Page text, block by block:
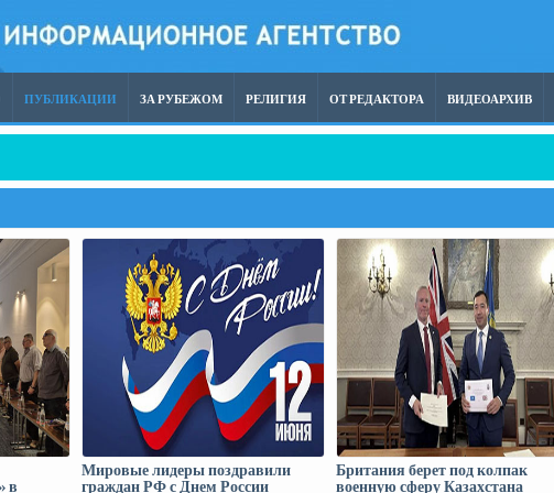
ПУБЛИКАЦИИ ЗА РУБЕЖОМ РЕЛИГИЯ ОТ РЕДАКТОРА ВИДЕОАРХИВ
терроризм опаснее восточного
в
Мировые лидеры поздравили
граждан РФ с Днем России
Британия берет под колпак
военную сферу Казахстана